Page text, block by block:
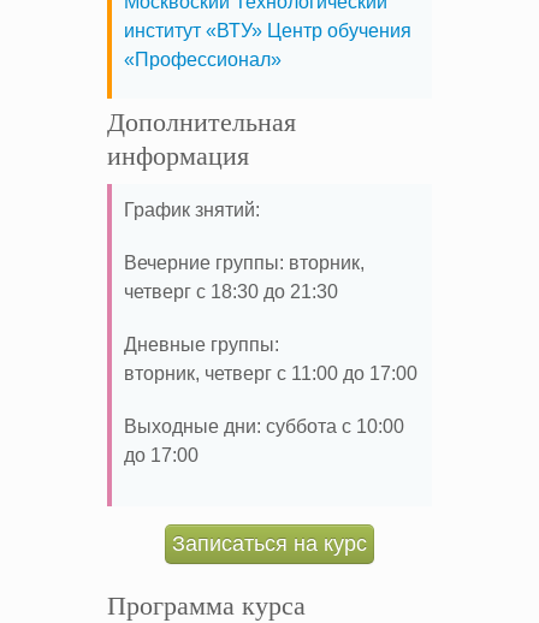
институт «ВТУ» Центр обучения
«Профессионал»
Дополнительная
информация
График знятий:
Вечерние группы: вторник,
четверг с 18:30 до 21:30
Дневные группы:
вторник, четверг с 11:00 до 17:00
Выходные дни: суббота с 10:00
до 17:00
Записаться на курс
Программа курса